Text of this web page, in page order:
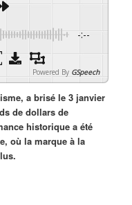
-:--
Powered By GSpeech
a brisé le 3 janvier
de dollars de
historique a été
où la marque à la